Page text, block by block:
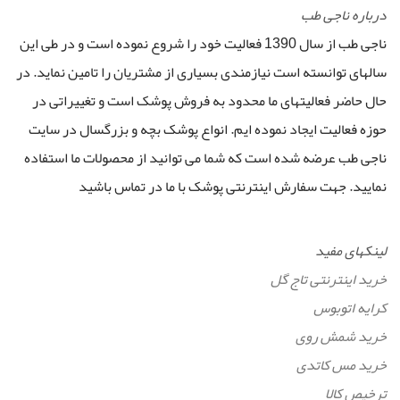
درباره ناجی طب
ناجی طب از سال 1390 فعالیت خود را شروع نموده است و در طی این
سالهای توانسته است نیازمندی بسیاری از مشتریان را تامین نماید. در
حال حاضر فعالیتهای ما محدود به فروش پوشک است و تغییراتی در
حوزه فعالیت ایجاد نموده ایم. انواع پوشک بچه و بزرگسال در سایت
ناجی طب عرضه شده است که شما می توانید از محصولات ما استفاده
نمایید. جهت سفارش اینترنتی پوشک با ما در تماس باشید
لینکهای مفید
خرید اینترنتی تاج گل
کرایه اتوبوس
خرید شمش روی
خرید مس کاتدی
ترخیص کالا